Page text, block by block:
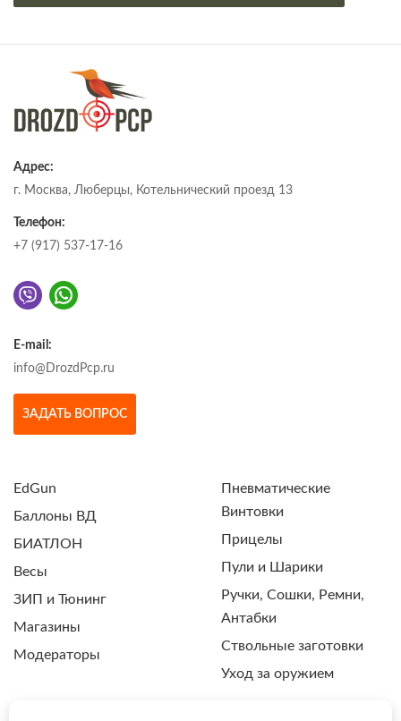
Адрес:
г. Москва, Люберцы, Котельнический проезд 13
Телефон:
+7 (917) 537-17-16
E-mail:
info@DrozdPcp.ru
ЗАДАТЬ ВОПРОС
EdGun
Баллоны ВД
БИАТЛОН
Весы
ЗИП и Тюнинг
Магазины
Модераторы
Пневматические
Винтовки
Прицелы
Пули и Шарики
Ручки, Сошки, Ремни,
Антабки
Ствольные заготовки
Уход за оружием